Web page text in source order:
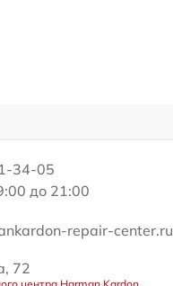
34-05
до 21:00
repair-center.ru
72